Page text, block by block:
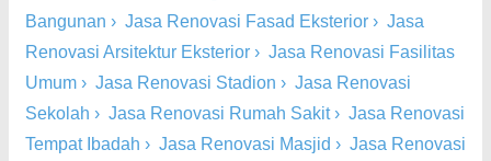
Bangunan › Jasa Renovasi Fasad Eksterior › Jasa
Renovasi Arsitektur Eksterior › Jasa Renovasi Fasilitas
Umum › Jasa Renovasi Stadion › Jasa Renovasi
Sekolah › Jasa Renovasi Rumah Sakit› Jasa Renovasi
Tempat Ibadah › Jasa Renovasi Masjid › Jasa Renovasi